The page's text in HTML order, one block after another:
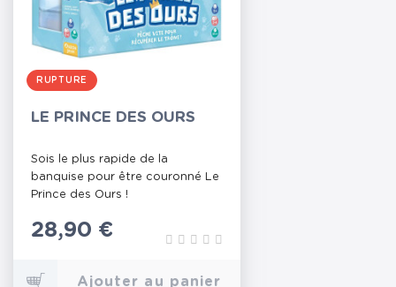
RUPTURE
LE PRINCE DES OURS
Sois le plus rapide de la
banquise pour être couronné Le
Prince des Ours !
Prix
28,90 €
Ajouter au panier